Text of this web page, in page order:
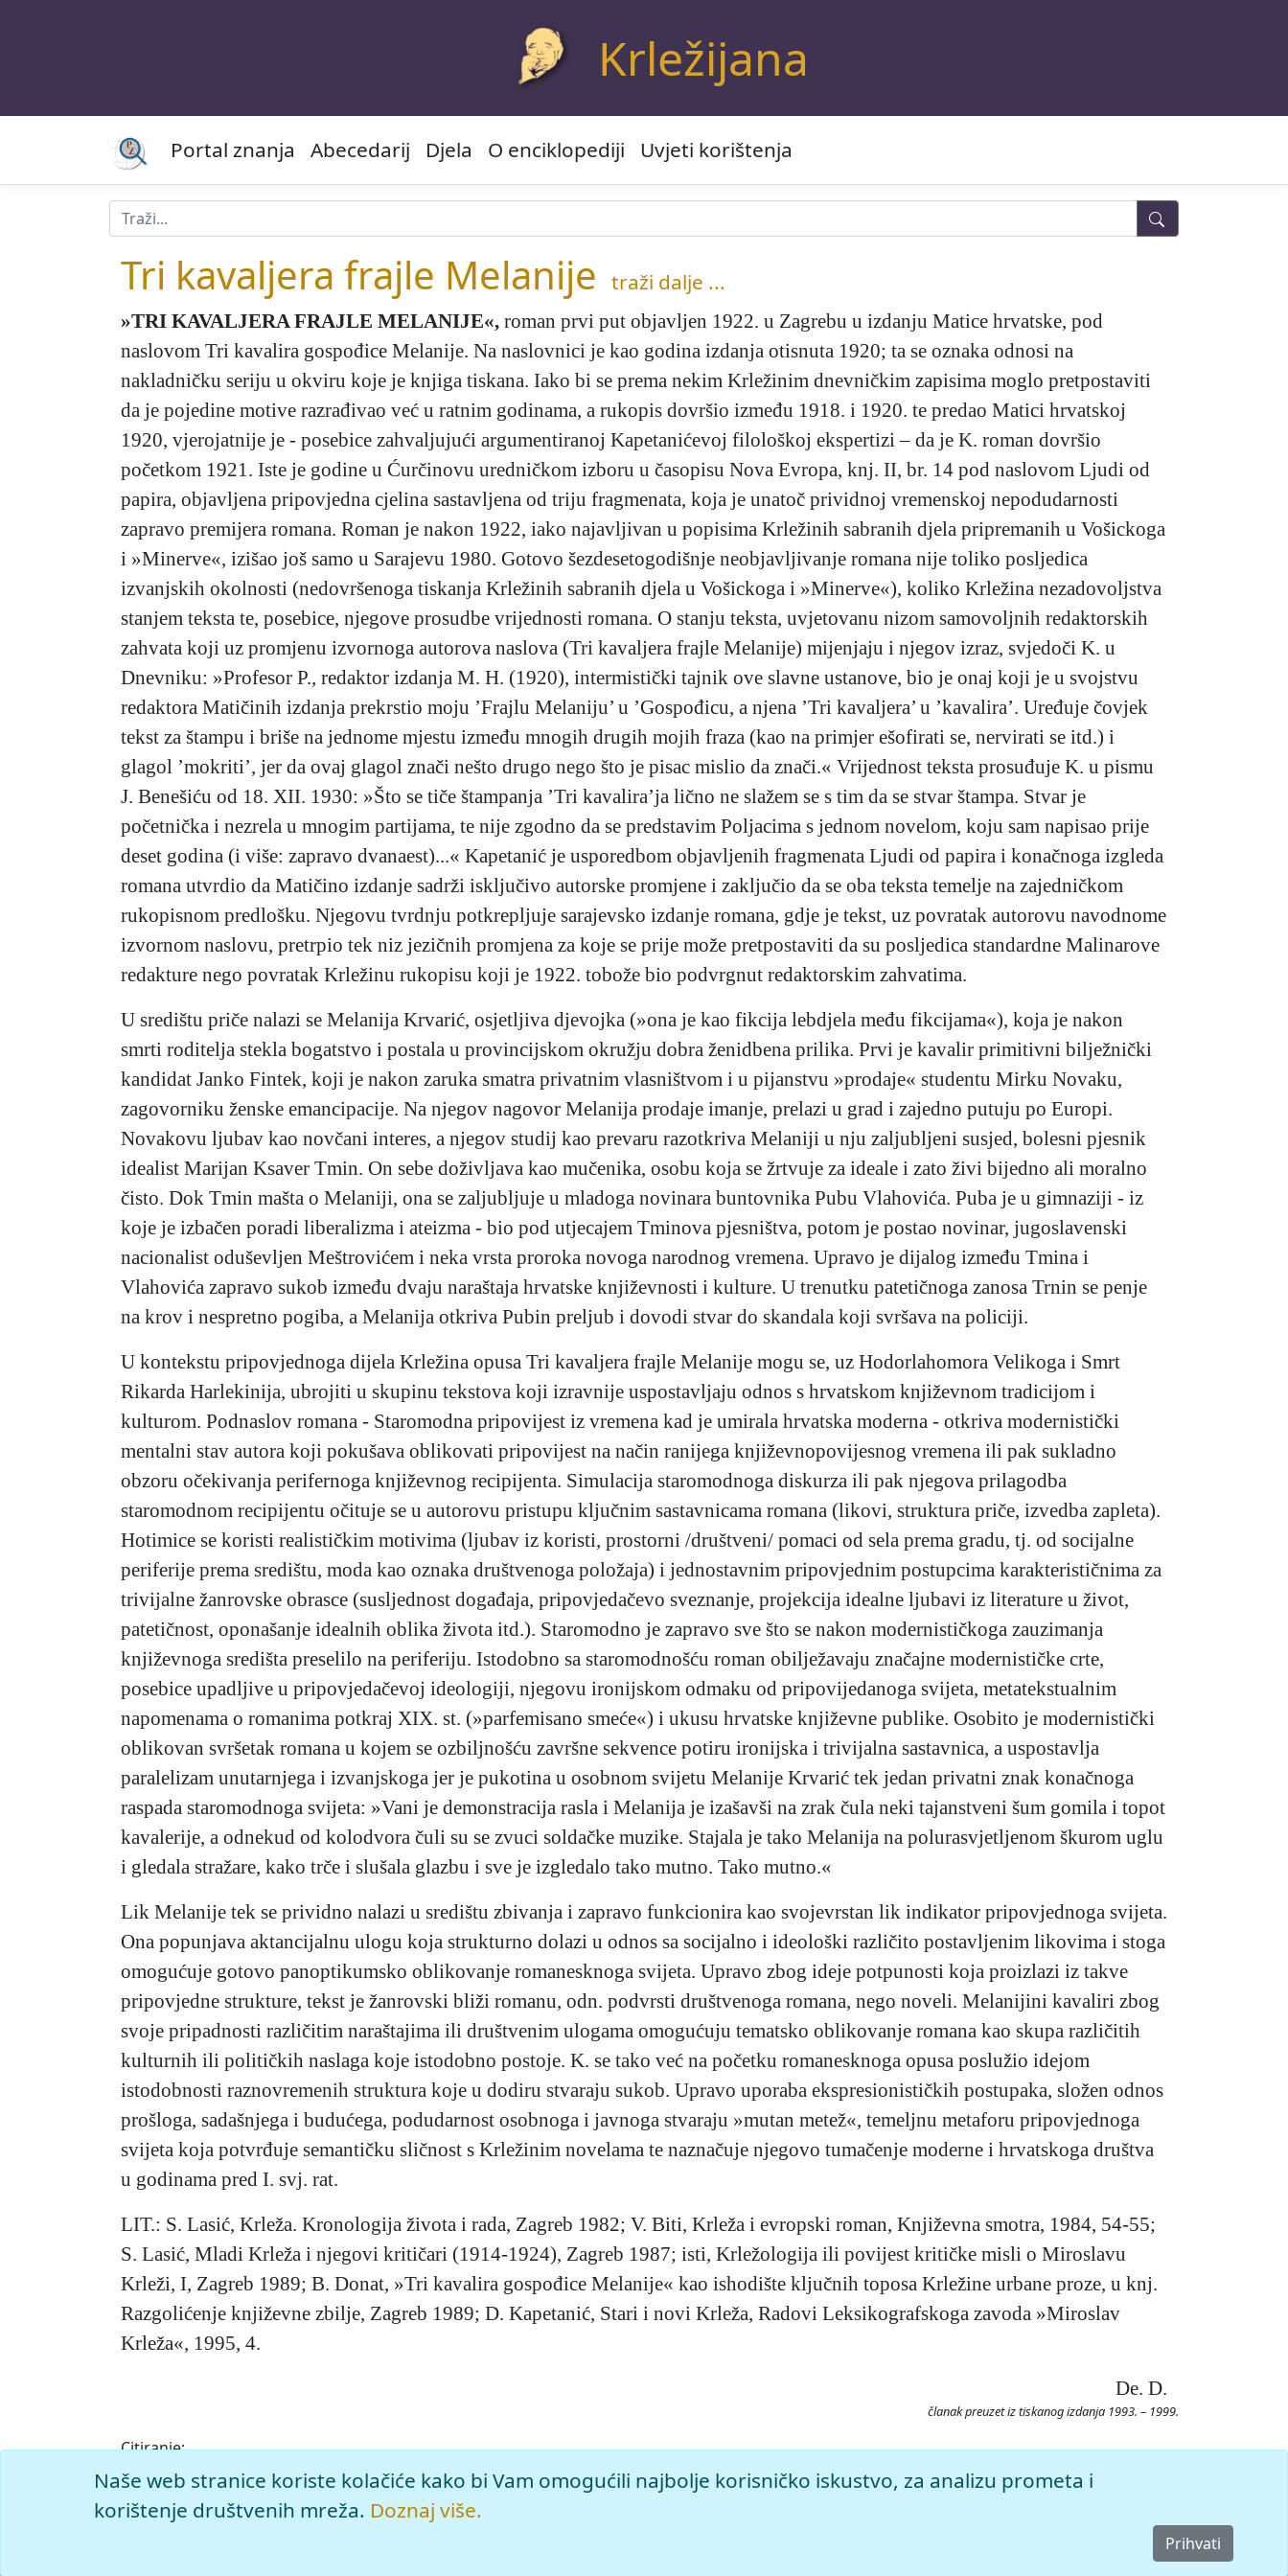
Krležijana
Portal znanja Abecedarij Djela O enciklopediji Uvjeti korištenja
Tri kavaljera frajle Melanije traži dalje ...
»TRI KAVALJERA FRAJLE MELANIJE«, roman prvi put objavljen 1922. u Zagrebu u izdanju Matice hrvatske, pod
naslovom Tri kavalira gospođice Melanije. Na naslovnici je kao godina izdanja otisnuta 1920; ta se oznaka odnosi na
nakladničku seriju u okviru koje je knjiga tiskana. Iako bi se prema nekim Krležinim dnevničkim zapisima moglo pretpostaviti
da je pojedine motive razrađivao već u ratnim godinama, a rukopis dovršio između 1918. i 1920. te predao Matici hrvatskoj
1920, vjerojatnije je - posebice zahvaljujući argumentiranoj Kapetanićevoj filološkoj ekspertizi – da je K. roman dovršio
početkom 1921. Iste je godine u Ćurčinovu uredničkom izboru u časopisu Nova Evropa, knj. II, br. 14 pod naslovom Ljudi od
papira, objavljena pripovjedna cjelina sastavljena od triju fragmenata, koja je unatoč prividnoj vremenskoj nepodudarnosti
zapravo premijera romana. Roman je nakon 1922, iako najavljivan u popisima Krležinih sabranih djela pripremanih u Vošickoga
i »Minerve«, izišao još samo u Sarajevu 1980. Gotovo šezdesetogodišnje neobjavljivanje romana nije toliko posljedica
izvanjskih okolnosti (nedovršenoga tiskanja Krležinih sabranih djela u Vošickoga i »Minerve«), koliko Krležina nezadovoljstva
stanjem teksta te, posebice, njegove prosudbe vrijednosti romana. O stanju teksta, uvjetovanu nizom samovoljnih redaktorskih
zahvata koji uz promjenu izvornoga autorova naslova (Tri kavaljera frajle Melanije) mijenjaju i njegov izraz, svjedoči K. u
Dnevniku: »Profesor P., redaktor izdanja M. H. (1920), intermistički tajnik ove slavne ustanove, bio je onaj koji je u svojstvu
redaktora Matičinih izdanja prekrstio moju ’Frajlu Melaniju’ u ’Gospođicu, a njena ’Tri kavaljera’ u ’kavalira’. Uređuje čovjek
tekst za štampu i briše na jednome mjestu između mnogih drugih mojih fraza (kao na primjer ešofirati se, nervirati se itd.) i
glagol ’mokriti’, jer da ovaj glagol znači nešto drugo nego što je pisac mislio da znači.« Vrijednost teksta prosuđuje K. u pismu
J. Benešiću od 18. XII. 1930: »Što se tiče štampanja ’Tri kavalira’ja lično ne slažem se s tim da se stvar štampa. Stvar je
početnička i nezrela u mnogim partijama, te nije zgodno da se predstavim Poljacima s jednom novelom, koju sam napisao prije
deset godina (i više: zapravo dvanaest)...« Kapetanić je usporedbom objavljenih fragmenata Ljudi od papira i konačnoga izgleda
romana utvrdio da Matičino izdanje sadrži isključivo autorske promjene i zaključio da se oba teksta temelje na zajedničkom
rukopisnom predlošku. Njegovu tvrdnju potkrepljuje sarajevsko izdanje romana, gdje je tekst, uz povratak autorovu navodnome
izvornom naslovu, pretrpio tek niz jezičnih promjena za koje se prije može pretpostaviti da su posljedica standardne Malinarove
redakture nego povratak Krležinu rukopisu koji je 1922. tobože bio podvrgnut redaktorskim zahvatima.
U središtu priče nalazi se Melanija Krvarić, osjetljiva djevojka (»ona je kao fikcija lebdjela među fikcijama«), koja je nakon
smrti roditelja stekla bogatstvo i postala u provincijskom okružju dobra ženidbena prilika. Prvi je kavalir primitivni bilježnički
kandidat Janko Fintek, koji je nakon zaruka smatra privatnim vlasništvom i u pijanstvu »prodaje« studentu Mirku Novaku,
zagovorniku ženske emancipacije. Na njegov nagovor Melanija prodaje imanje, prelazi u grad i zajedno putuju po Europi.
Novakovu ljubav kao novčani interes, a njegov studij kao prevaru razotkriva Melaniji u nju zaljubljeni susjed, bolesni pjesnik
idealist Marijan Ksaver Tmin. On sebe doživljava kao mučenika, osobu koja se žrtvuje za ideale i zato živi bijedno ali moralno
čisto. Dok Tmin mašta o Melaniji, ona se zaljubljuje u mladoga novinara buntovnika Pubu Vlahovića. Puba je u gimnaziji - iz
koje je izbačen poradi liberalizma i ateizma - bio pod utjecajem Tminova pjesništva, potom je postao novinar, jugoslavenski
nacionalist oduševljen Meštrovićem i neka vrsta proroka novoga narodnog vremena. Upravo je dijalog između Tmina i
Vlahovića zapravo sukob između dvaju naraštaja hrvatske književnosti i kulture. U trenutku patetičnoga zanosa Trnin se penje
na krov i nespretno pogiba, a Melanija otkriva Pubin preljub i dovodi stvar do skandala koji svršava na policiji.
U kontekstu pripovjednoga dijela Krležina opusa Tri kavaljera frajle Melanije mogu se, uz Hodorlahomora Velikoga i Smrt
Rikarda Harlekinija, ubrojiti u skupinu tekstova koji izravnije uspostavljaju odnos s hrvatskom književnom tradicijom i
kulturom. Podnaslov romana - Staromodna pripovijest iz vremena kad je umirala hrvatska moderna - otkriva modernistički
mentalni stav autora koji pokušava oblikovati pripovijest na način ranijega književnopovijesnog vremena ili pak sukladno
obzoru očekivanja perifernoga književnog recipijenta. Simulacija staromodnoga diskurza ili pak njegova prilagodba
staromodnom recipijentu očituje se u autorovu pristupu ključnim sastavnicama romana (likovi, struktura priče, izvedba zapleta).
Hotimice se koristi realističkim motivima (ljubav iz koristi, prostorni /društveni/ pomaci od sela prema gradu, tj. od socijalne
periferije prema središtu, moda kao oznaka društvenoga položaja) i jednostavnim pripovjednim postupcima karakterističnima za
trivijalne žanrovske obrasce (susljednost događaja, pripovjedačevo sveznanje, projekcija idealne ljubavi iz literature u život,
patetičnost, oponašanje idealnih oblika života itd.). Staromodno je zapravo sve što se nakon modernističkoga zauzimanja
književnoga središta preselilo na periferiju. Istodobno sa staromodnošću roman obilježavaju značajne modernističke crte,
posebice upadljive u pripovjedačevoj ideologiji, njegovu ironijskom odmaku od pripovijedanoga svijeta, metatekstualnim
napomenama o romanima potkraj XIX. st. (»parfemisano smeće«) i ukusu hrvatske književne publike. Osobito je modernistički
oblikovan svršetak romana u kojem se ozbiljnošću završne sekvence potiru ironijska i trivijalna sastavnica, a uspostavlja
paralelizam unutarnjega i izvanjskoga jer je pukotina u osobnom svijetu Melanije Krvarić tek jedan privatni znak konačnoga
raspada staromodnoga svijeta: »Vani je demonstracija rasla i Melanija je izašavši na zrak čula neki tajanstveni šum gomila i topot
kavalerije, a odnekud od kolodvora čuli su se zvuci soldačke muzike. Stajala je tako Melanija na polurasvjetljenom škurom uglu
i gledala stražare, kako trče i slušala glazbu i sve je izgledalo tako mutno. Tako mutno.«
Lik Melanije tek se prividno nalazi u središtu zbivanja i zapravo funkcionira kao svojevrstan lik indikator pripovjednoga svijeta.
Ona popunjava aktancijalnu ulogu koja strukturno dolazi u odnos sa socijalno i ideološki različito postavljenim likovima i stoga
omogućuje gotovo panoptikumsko oblikovanje romanesknoga svijeta. Upravo zbog ideje potpunosti koja proizlazi iz takve
pripovjedne strukture, tekst je žanrovski bliži romanu, odn. podvrsti društvenoga romana, nego noveli. Melanijini kavaliri zbog
svoje pripadnosti različitim naraštajima ili društvenim ulogama omogućuju tematsko oblikovanje romana kao skupa različitih
kulturnih ili političkih naslaga koje istodobno postoje. K. se tako već na početku romanesknoga opusa poslužio idejom
istodobnosti raznovremenih struktura koje u dodiru stvaraju sukob. Upravo uporaba ekspresionističkih postupaka, složen odnos
prošloga, sadašnjega i budućega, podudarnost osobnoga i javnoga stvaraju »mutan metež«, temeljnu metaforu pripovjednoga
svijeta koja potvrđuje semantičku sličnost s Krležinim novelama te naznačuje njegovo tumačenje moderne i hrvatskoga društva
u godinama pred I. svj. rat.
LIT.: S. Lasić, Krleža. Kronologija života i rada, Zagreb 1982; V. Biti, Krleža i evropski roman, Književna smotra, 1984, 54-55;
S. Lasić, Mladi Krleža i njegovi kritičari (1914-1924), Zagreb 1987; isti, Krležologija ili povijest kritičke misli o Miroslavu
Krleži, I, Zagreb 1989; B. Donat, »Tri kavalira gospođice Melanije« kao ishodište ključnih toposa Krležine urbane proze, u knj.
Razgolićenje književne zbilje, Zagreb 1989; D. Kapetanić, Stari i novi Krleža, Radovi Leksikografskoga zavoda »Miroslav
Krleža«, 1995, 4.
De. D.
članak preuzet iz tiskanog izdanja 1993. – 1999.
Citiranje:
Tri kavaljera frajle Melanije. Krležijana (1993–99), mrežno izdanje.
Leksikografski zavod Miroslav Krleža, 2026. Pristupljeno 6.8.2026.
<https://krlezijana.lzmk.hr/clanak/tri-kavaljera-frajle-melanije>.
Naše web stranice koriste kolačiće kako bi Vam omogućili najbolje korisničko iskustvo, za analizu prometa i
korištenje društvenih mreža. Doznaj više.
Prihvati